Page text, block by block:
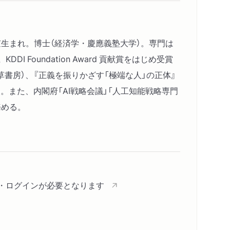
とは？
のか？
わる／誰が炎上を呼び寄せるのか？／その「正
過剰な萎縮という罠
を揺るがす誤情報
れ。博士（経済学・慶應義塾大学）。専門は
KDDI Foundation Award 貢献賞をはじめ受賞
房）、『正義を振りかざす「極端な人」の正体』
また、内閣府「AI戦略会議」「人工知能戦略専門
る。
ログインが必要となります